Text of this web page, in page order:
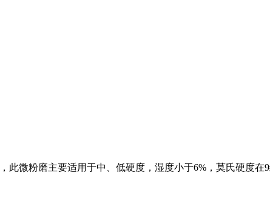
此微粉磨主要适用于中、低硬度，湿度小于6%，莫氏硬度